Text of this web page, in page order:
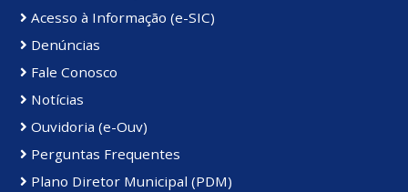
Acesso à Informação (e-SIC)
Denúncias
Fale Conosco
Notícias
Ouvidoria (e-Ouv)
Perguntas Frequentes
Plano Diretor Municipal (PDM)